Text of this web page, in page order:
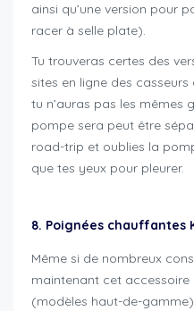
ainsi qu’une version pour
racer à selle plate).
Tu trouveras certes des
sites en ligne des
tu n’auras pas les mêmes
pompe sera peut être
road-trip et oublies la
que tes yeux pour pleurer.
8. Poignées chauffantes
Même si de nombreux
maintenant cet
(modèles haut-de-